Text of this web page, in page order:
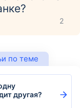
2
по теме
другая?